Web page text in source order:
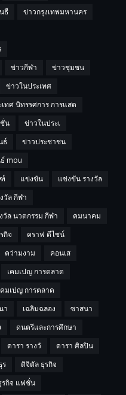
ธื
ข่าวกรุงเทพมหานคร
ข่าวกีฬา
ข่าวชุมชน
ข่าวในประเทศ
ทศ นิทรรศการ การแสด
น
ข่าวในประเ
ธ์
ข่าวประชาชน
mou
แข่งขัน
แข่งขัน รางวัล
วัล กีฬา
วัล นวตกรรม กีฬา
คมนาคม
กิจ
คราฟ ดีไซน์
คว่ามงาม
คอนเส
เคมเปญ การตลาด
มเปญ การตลาด
า เฉลิมฉลอง
ซาสนา
ดนตรีและการศึกษา
ดารา รางวั
ดารา ศิลปิน
ร
ดิจิตัล ธุรกิจ
รกิจ แฟชั่น